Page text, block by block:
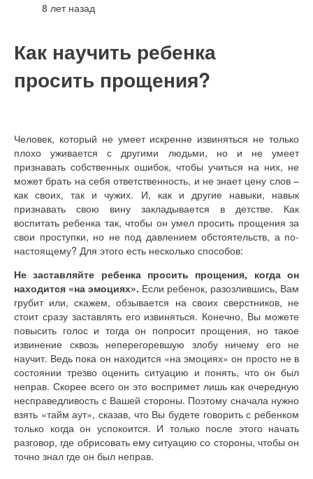
8 лет назад
Как научить ребенка
просить прощения?
Человек, который не умеет искренне извиняться не только
плохо уживается с другими людьми, но и не умеет
признавать собственных ошибок, чтобы учиться на них, не
может брать на себя ответственность, и не знает цену слов –
как своих, так и чужих. И, как и другие навыки, навык
признавать свою вину закладывается в детстве. Как
воспитать ребенка так, чтобы он умел просить прощения за
свои проступки, но не под давлением обстоятельств, а по-
настоящему? Для этого есть несколько способов:
Не заставляйте ребенка просить прощения, когда он
находится «на эмоциях». Если ребенок, разозлившись, Вам
грубит или, скажем, обзывается на своих сверстников, не
стоит сразу заставлять его извиняться. Конечно, Вы можете
повысить голос и тогда он попросит прощения, но такое
извинение сквозь неперегоревшую злобу ничему его не
научит. Ведь пока он находится «на эмоциях» он просто не в
состоянии трезво оценить ситуацию и понять, что он был
неправ. Скорее всего он это воспримет лишь как очередную
несправедливость с Вашей стороны. Поэтому сначала нужно
взять «тайм аут», сказав, что Вы будете говорить с ребенком
только когда он успокоится. И только после этого начать
разговор, где обрисовать ему ситуацию со стороны, чтобы он
точно знал где он был неправ.